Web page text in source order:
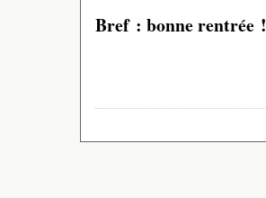
Bref : bonne rentrée !